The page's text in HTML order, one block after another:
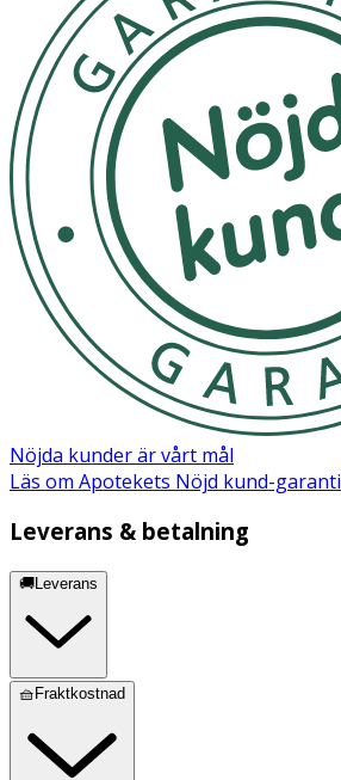
Nöjda kunder är vårt mål
Läs om Apotekets Nöjd kund-garanti
Leverans & betalning
🚚Leverans
🧺Fraktkostnad